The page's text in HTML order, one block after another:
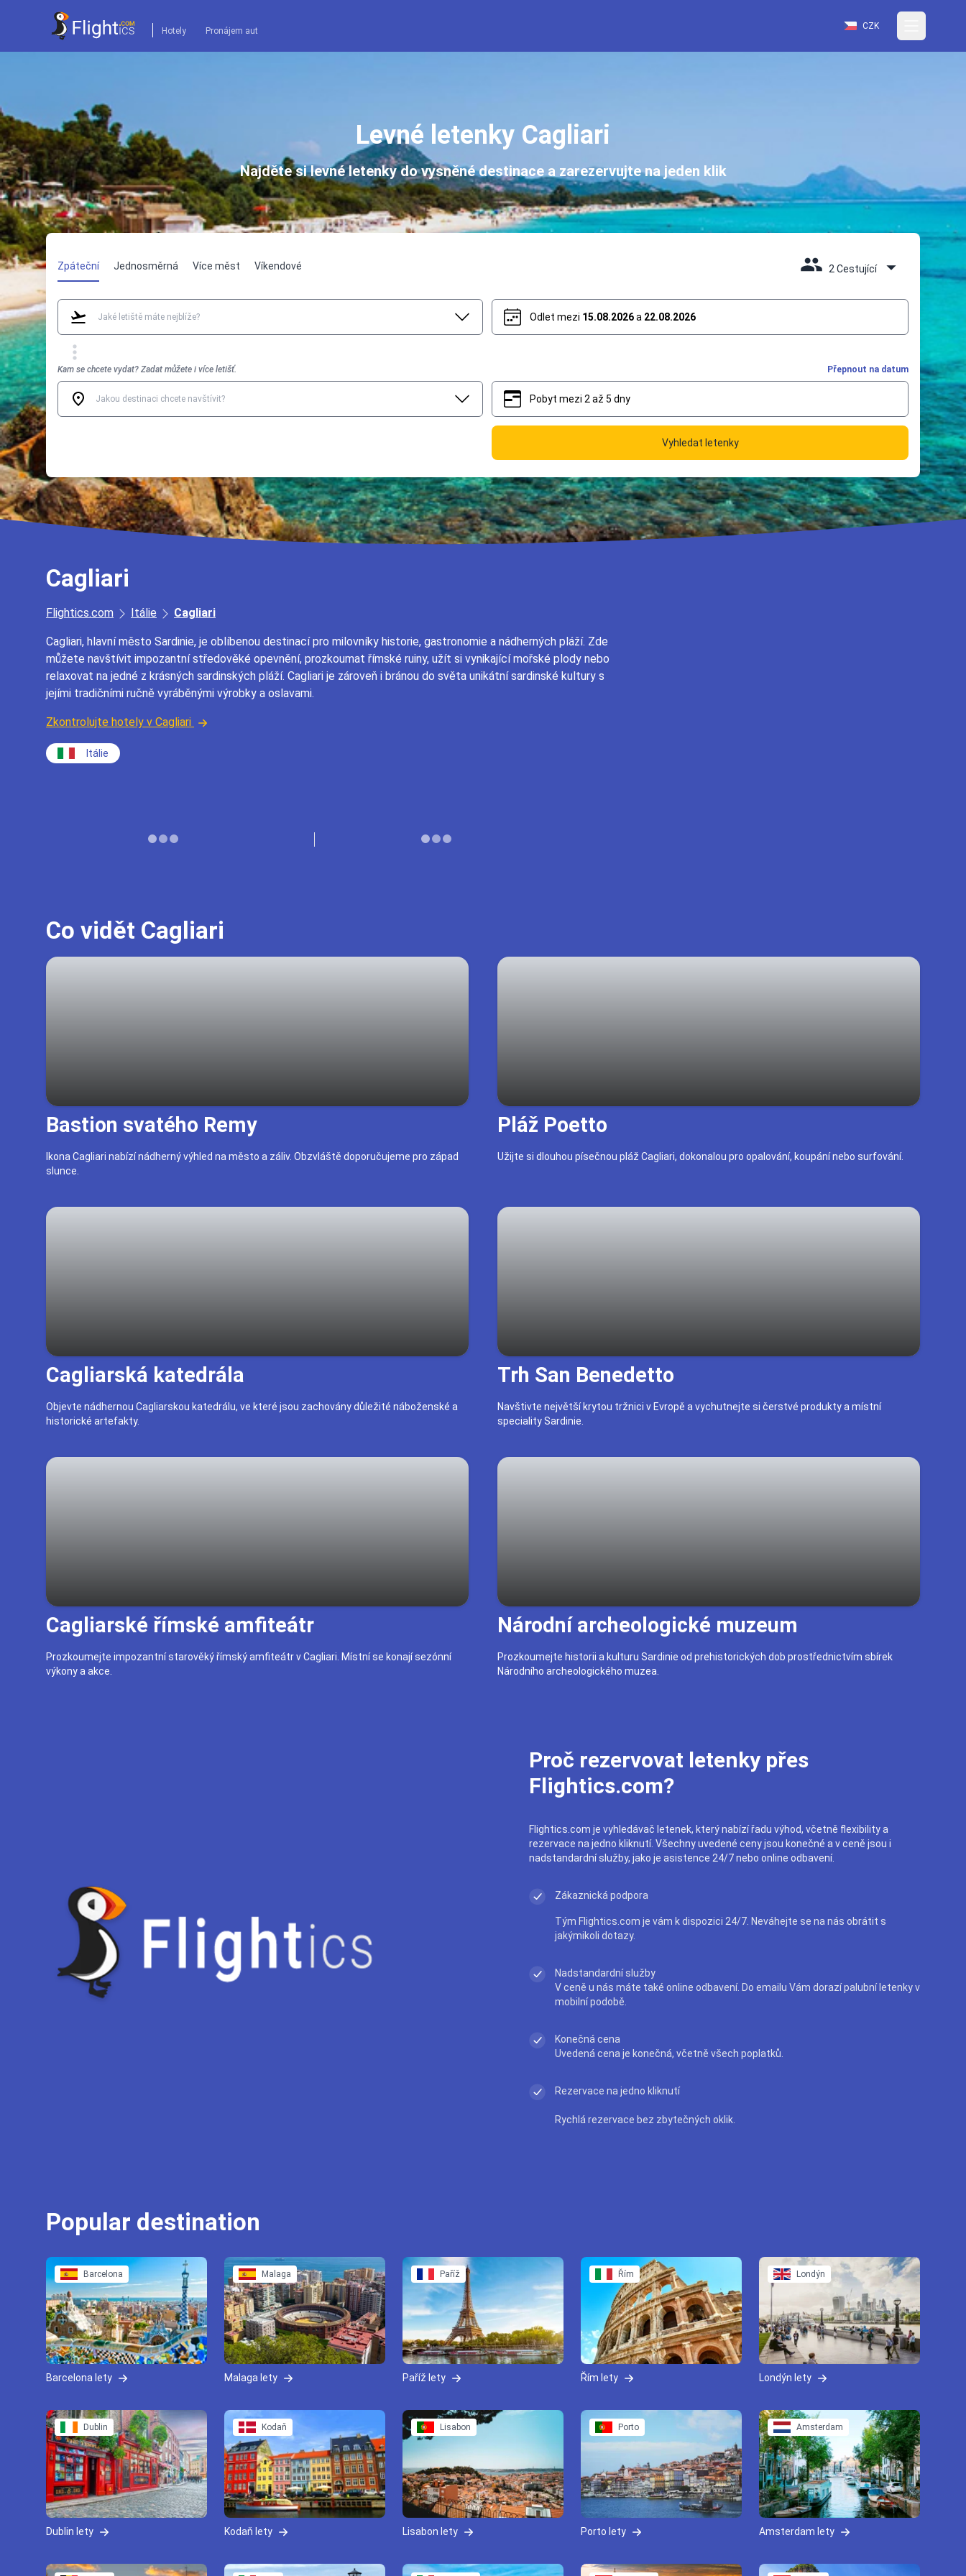
Hotely Pronájem aut CZK
Levné letenky Cagliari
Najděte si levné letenky do vysněné destinace a zarezervujte na jeden klik
Zpáteční Jednosměrná Více měst Víkendové 2 Cestující
Odlet mezi 15.08.2026a 22.08.2026
Kam se chcete vydat? Zadat můžete i více letišť. Přepnout na datum
Pobyt mezi 2 až 5 dny
Vyhledat letenky
Cagliari
Flightics.com Itálie Cagliari
Cagliari, hlavní město Sardinie, je oblíbenou destinací pro milovníky historie, gastronomie a nádherných pláží. Zde
můžete navštívit impozantní středověké opevnění, prozkoumat římské ruiny, užít si vynikající mořské plody nebo
relaxovat na jedné z krásných sardinských pláží. Cagliari je zároveň i bránou do světa unikátní sardinské kultury s
jejími tradičními ručně vyráběnými výrobky a oslavami.
Zkontrolujte hotely v Cagliari
Itálie
Co vidět Cagliari
Bastion svatého Remy
Ikona Cagliari nabízí nádherný výhled na město a záliv. Obzvláště doporučujeme pro západ
slunce.
Pláž Poetto
Užijte si dlouhou písečnou pláž Cagliari, dokonalou pro opalování, koupání nebo surfování.
Cagliarská katedrála
Objevte nádhernou Cagliarskou katedrálu, ve které jsou zachovány důležité náboženské a
historické artefakty.
Trh San Benedetto
Navštivte největší krytou tržnici v Evropě a vychutnejte si čerstvé produkty a místní
speciality Sardinie.
Cagliarské římské amfiteátr
Prozkoumejte impozantní starověký římský amfiteátr v Cagliari. Místní se konají sezónní
výkony a akce.
Národní archeologické muzeum
Prozkoumejte historii a kulturu Sardinie od prehistorických dob prostřednictvím sbírek
Národního archeologického muzea.
Proč rezervovat letenky přes
Flightics.com?
Flightics.com je vyhledávač letenek, který nabízí řadu výhod, včetně flexibility a
rezervace na jedno kliknutí. Všechny uvedené ceny jsou konečné a v ceně jsou i
nadstandardní služby, jako je asistence 24/7 nebo online odbavení.
Zákaznická podpora
Tým Flightics.com je vám k dispozici 24/7. Neváhejte se na nás obrátit s
jakýmikoli dotazy.
Nadstandardní služby
V ceně u nás máte také online odbavení. Do emailu Vám dorazí palubní letenky v
mobilní podobě.
Konečná cena
Uvedená cena je konečná, včetně všech poplatků.
Rezervace na jedno kliknutí
Rychlá rezervace bez zbytečných oklik.
Popular destination
Barcelona
Barcelona lety
Malaga
Malaga lety
Paříž
Paříž lety
Řím
Řím lety
Londýn
Londýn lety
Dublin
Dublin lety
Kodaň
Kodaň lety
Lisabon
Lisabon lety
Porto
Porto lety
Amsterdam
Amsterdam lety